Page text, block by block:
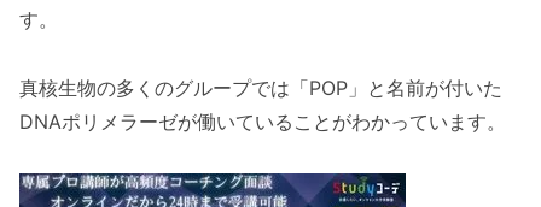
す。
真核生物の多くのグループでは「POP」と名前が付いた
DNAポリメラーゼが働いていることがわかっています。